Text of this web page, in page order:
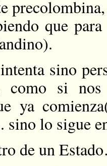
que
sino
como si
ya
sino lo sigue
de un